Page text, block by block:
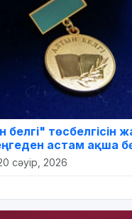
белгі" төсбелгісін
астам ақша
сәуір, 2026